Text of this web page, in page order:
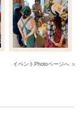
イベントPhotoページへ